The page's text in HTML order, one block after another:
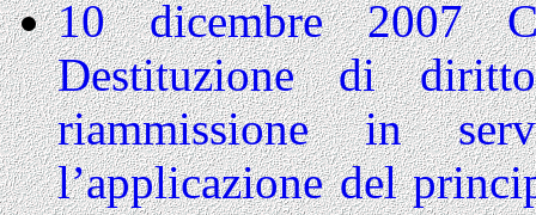
10 dicembre 2007
Destituzione di
riammissione in
l’applicazione del